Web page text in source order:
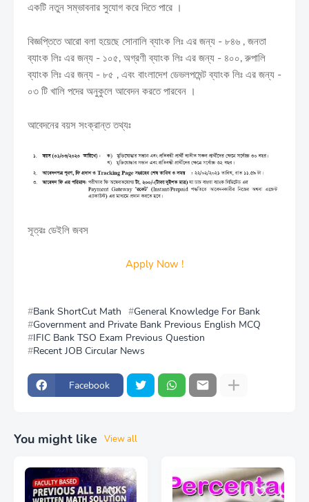
একটি নতুন সম্ভাবনার সুযোগ করে দিতে পারে ।
বিজ্ঞপ্তিতে আরো বলা হয়েছে সোনালি ব্যাংক লিঃ এর জন্য - ৮৪৬ , জনতা
ব্যাংক লিঃ এর জন্য - ১০৫, অগ্রণী ব্যাংক লিঃ এর জন্য - ৪০০, রুপালি
ব্যাংক লিঃ এর জন্য - ৮৫ , এবং বাংলাদেশ ডেভলপমেন্ট ব্যাংক লিঃ এর জন্য -
০৩ টি খালি পদের অনুকুলে আবেদন করতে পারবেন ।
আবেদনের বয়স সংক্রান্ত তথ্যঃ
সূত্রঃ ডেইলি জবস
Apply Now !
Bank ShortCut Math
General Knowledge For Bank
Government and Private Bank Previous English MCQ
IFIC Bank TSO Exam Previous Question
Recent JOB Circular News
Facebook
You might like View all